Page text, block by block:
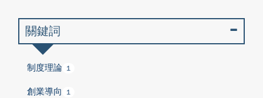
關鍵詞
制度理論 1
創業導向 1